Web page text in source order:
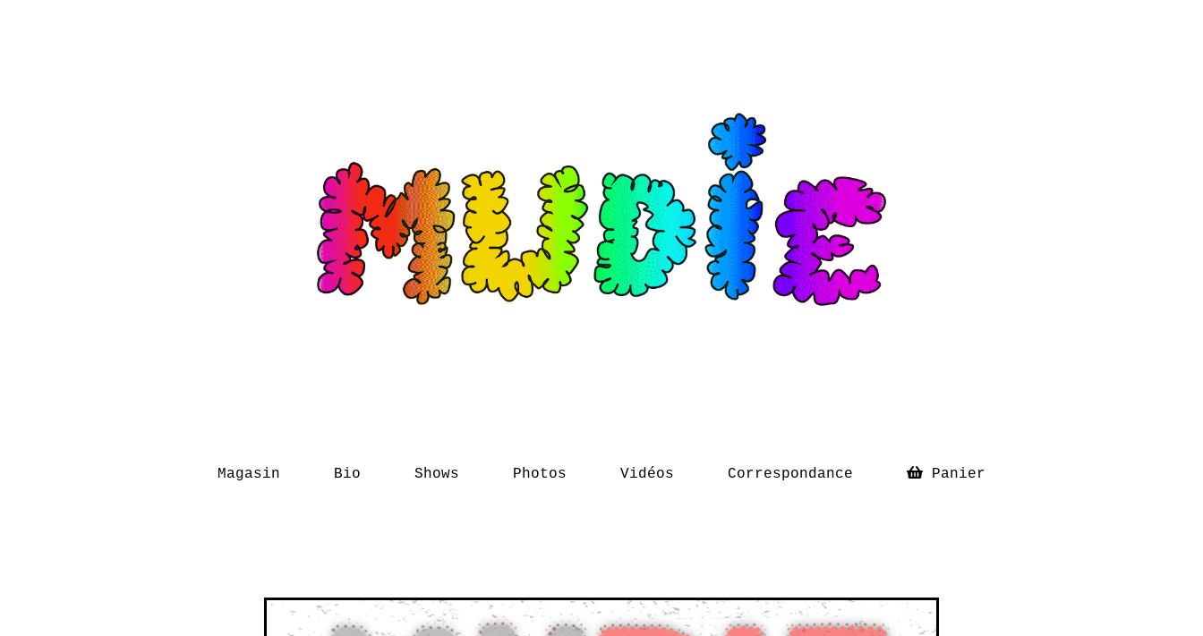
Magasin Bio Shows Photos Vidéos Correspondance Panier